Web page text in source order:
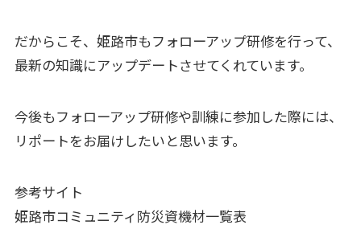
だからこそ、姫路市もフォローアップ研修を行って、
最新の知識にアップデートさせてくれています。
今後もフォローアップ研修や訓練に参加した際には、
リポートをお届けしたいと思います。
参考サイト
姫路市コミュニティ防災資機材一覧表